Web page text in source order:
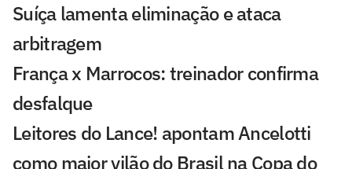
Suíça lamenta eliminação e ataca
arbitragem
França x Marrocos: treinador confirma
desfalque
Leitores do Lance! apontam Ancelotti
como maior vilão do Brasil na Copa do